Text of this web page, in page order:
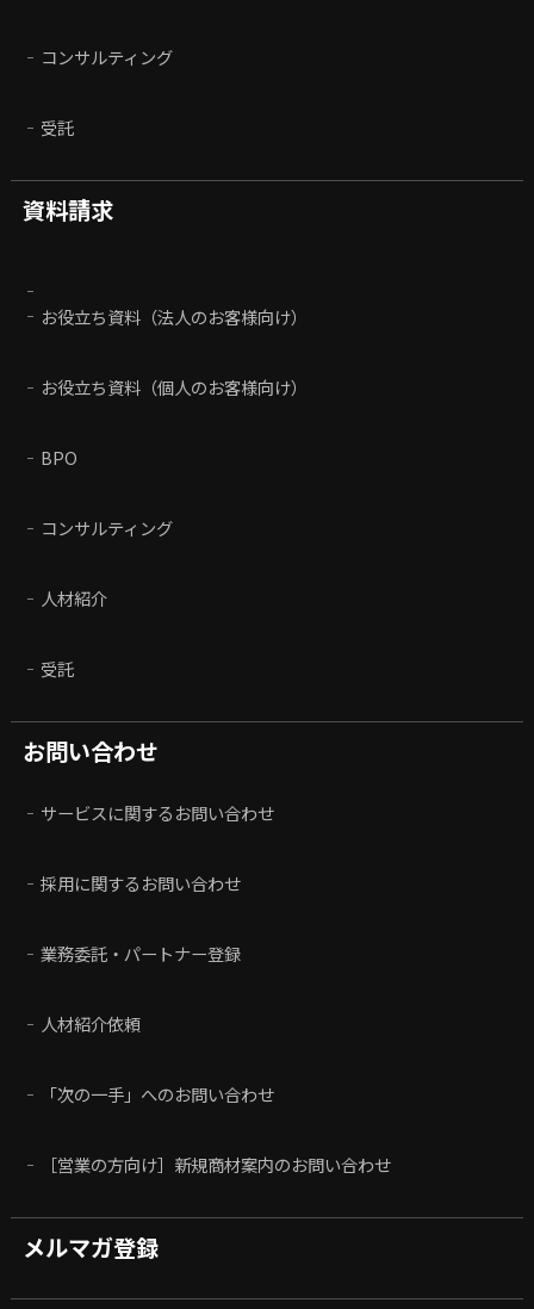
コンサルティング
受託
資料請求
お役立ち資料（法人のお客様向け）
お役立ち資料（個人のお客様向け）
BPO
コンサルティング
人材紹介
受託
お問い合わせ
サービスに関するお問い合わせ
採用に関するお問い合わせ
業務委託・パートナー登録
人材紹介依頼
「次の一手」へのお問い合わせ
［営業の方向け］新規商材案内のお問い合わせ
メルマガ登録